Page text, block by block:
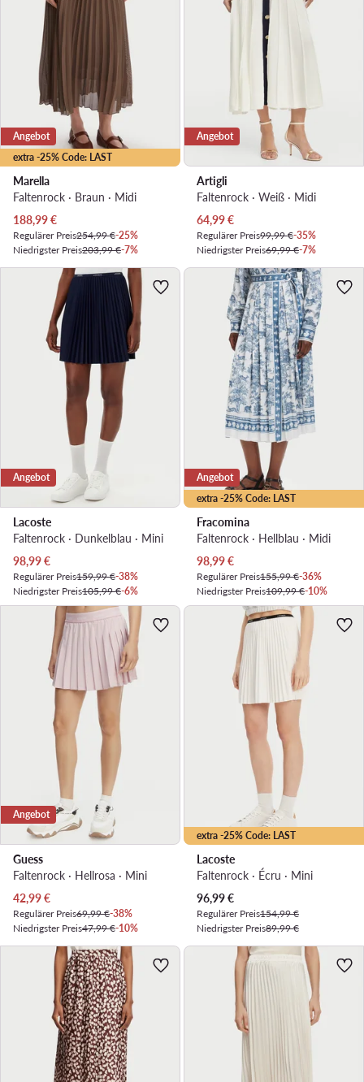
extra -25% Code: LAST
Angebot
Marella
Faltenrock · Braun · Midi
Aktueller Preis
188,99€
Regulärer Preis254,99 €-25%
Niedrigster Preis203,99 €-7%
Angebot
Artigli
Faltenrock · Weiß · Midi
Aktueller Preis
64,99€
Regulärer Preis99,99 €-35%
Niedrigster Preis69,99 €-7%
Angebot
Lacoste
Faltenrock · Dunkelblau · Mini
Aktueller Preis
98,99€
Regulärer Preis159,99 €-38%
Niedrigster Preis105,99 €-6%
extra -25% Code: LAST
Angebot
Fracomina
Faltenrock · Hellblau · Midi
Aktueller Preis
98,99€
Regulärer Preis155,99 €-36%
Niedrigster Preis109,99 €-10%
Angebot
Guess
Faltenrock · Hellrosa · Mini
Aktueller Preis
42,99€
Regulärer Preis69,99 €-38%
Niedrigster Preis47,99 €-10%
extra -25% Code: LAST
Lacoste
Faltenrock · Écru · Mini
Aktueller Preis
96,99€
Regulärer Preis154,99 €
Niedrigster Preis89,99 €